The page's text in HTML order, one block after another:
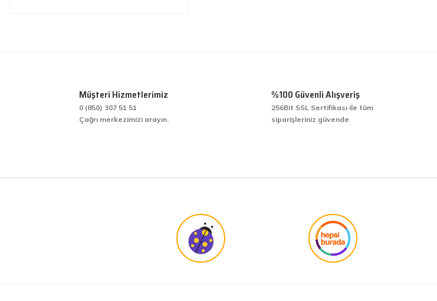
Müşteri Hizmetlerimiz
0 (850) 307 51 51
Çağrı merkezimizi arayın.
%100 Güvenli Alışveriş
256Bit SSL Sertifikası ile tüm
siparişleriniz güvende